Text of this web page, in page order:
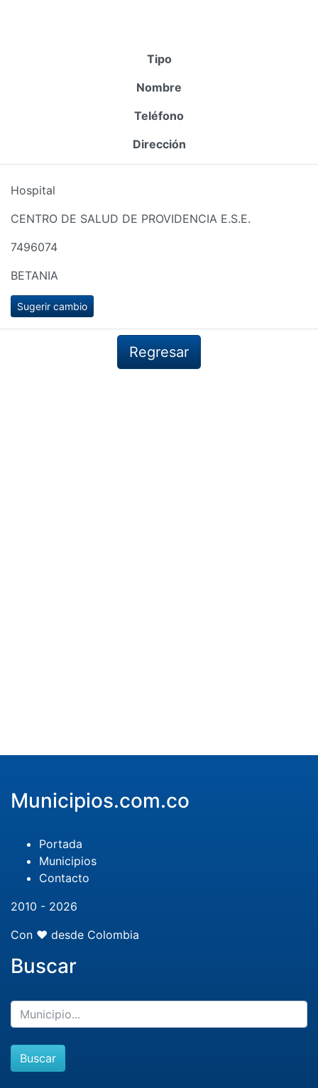
Tipo
Nombre
Teléfono
Dirección
Hospital
CENTRO DE SALUD DE PROVIDENCIA E.S.E.
7496074
BETANIA
Sugerir cambio
Regresar
Municipios.com.co
Portada
Municipios
Contacto
2010 - 2026
Con ❤️ desde Colombia
Buscar
Buscar